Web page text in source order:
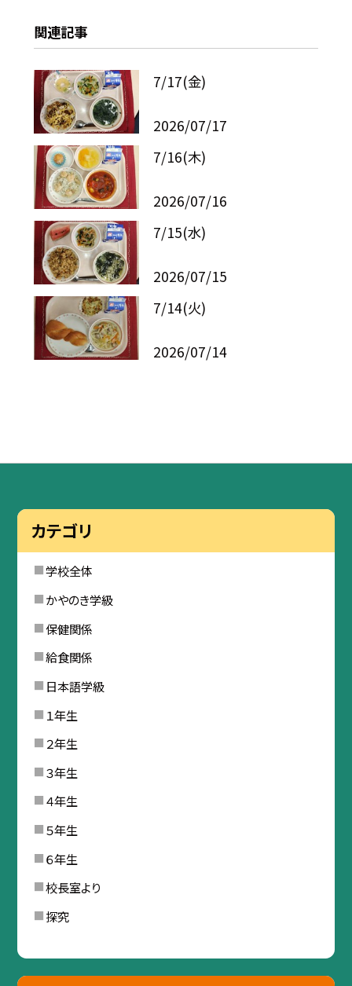
関連記事
7/17(金)
2026/07/17
7/16(木)
2026/07/16
7/15(水)
2026/07/15
7/14(火)
2026/07/14
カテゴリ
学校全体
かやのき学級
保健関係
給食関係
日本語学級
１年生
２年生
３年生
４年生
５年生
６年生
校長室より
探究